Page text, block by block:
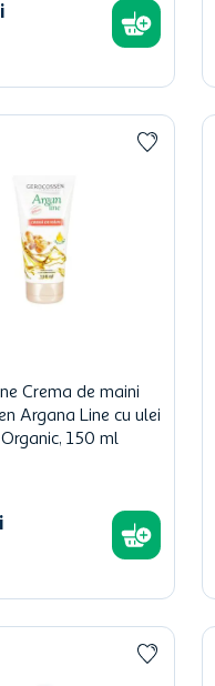
Crema de maini
Argana Line cu ulei
150 ml